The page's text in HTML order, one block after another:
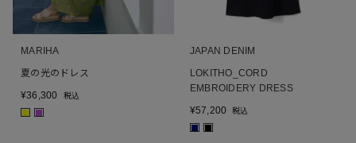
MARIHA
夏の光のドレス
¥36,300 税込
JAPAN DENIM
LOKITHO_CORD
EMBROIDERY DRESS
¥57,200 税込